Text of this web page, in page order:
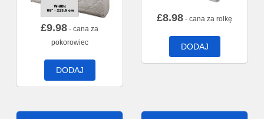
£9.98 - cana za
pokorowiec
DODAJ
£8.98 - cana za rolkę
DODAJ